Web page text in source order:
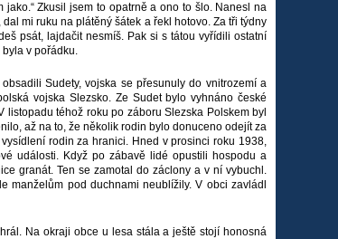
Zkusil jsem to opatrně a ono to šlo. Nanesl na
mi ruku na plátěný šátek a řekl hotovo. Za tři týdny
psát, lajdačit nesmíš. Pak si s tátou vyřídili ostatní
v pořádku.
Sudety, vojska se přesunuly do vnitrozemí a
vojska Slezsko. Ze Sudet bylo vyhnáno české
téhož roku po záboru Slezska Polskem byl
až na to, že několik rodin bylo donuceno odejít za
rodin za hranici. Hned v prosinci roku 1938,
události. Když po zábavě lidé opustili hospodu a
granát. Ten se zamotal do záclony a v ní vybuchl.
manželům pod duchnami neublížily. V obci zavládl
Na okraji obce u lesa stála a ještě stojí honosná